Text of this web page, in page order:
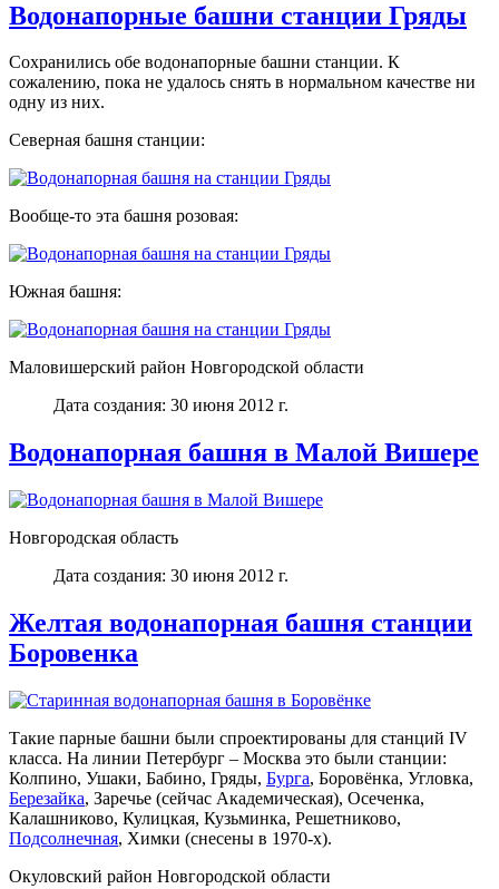
Водонапорные башни станции Гряды
Сохранились обе водонапорные башни станции. К
сожалению, пока не удалось снять в нормальном качестве ни
одну из них.
Северная башня станции:
Вообще-то эта башня розовая:
Южная башня:
Маловишерский район Новгородской области
Дата создания: 30 июня 2012 г.
Водонапорная башня в Малой Вишере
Новгородская область
Дата создания: 30 июня 2012 г.
Желтая водонапорная башня станции
Боровенка
Такие парные башни были спроектированы для станций IV
класса. На линии Петербург – Москва это были станции:
Колпино, Ушаки, Бабино, Гряды, Бурга, Боровёнка, Угловка,
Березайка, Заречье (сейчас Академическая), Осеченка,
Калашниково, Кулицкая, Кузьминка, Решетниково,
Подсолнечная, Химки (снесены в 1970-х).
Окуловский район Новгородской области